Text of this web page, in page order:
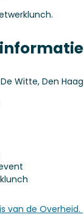
Witte, Den Haag
van de Overheid.